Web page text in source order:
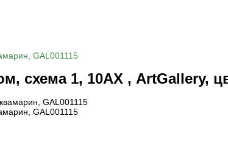
GAL001115
1, 10АХ , ArtGallery,
GAL001115